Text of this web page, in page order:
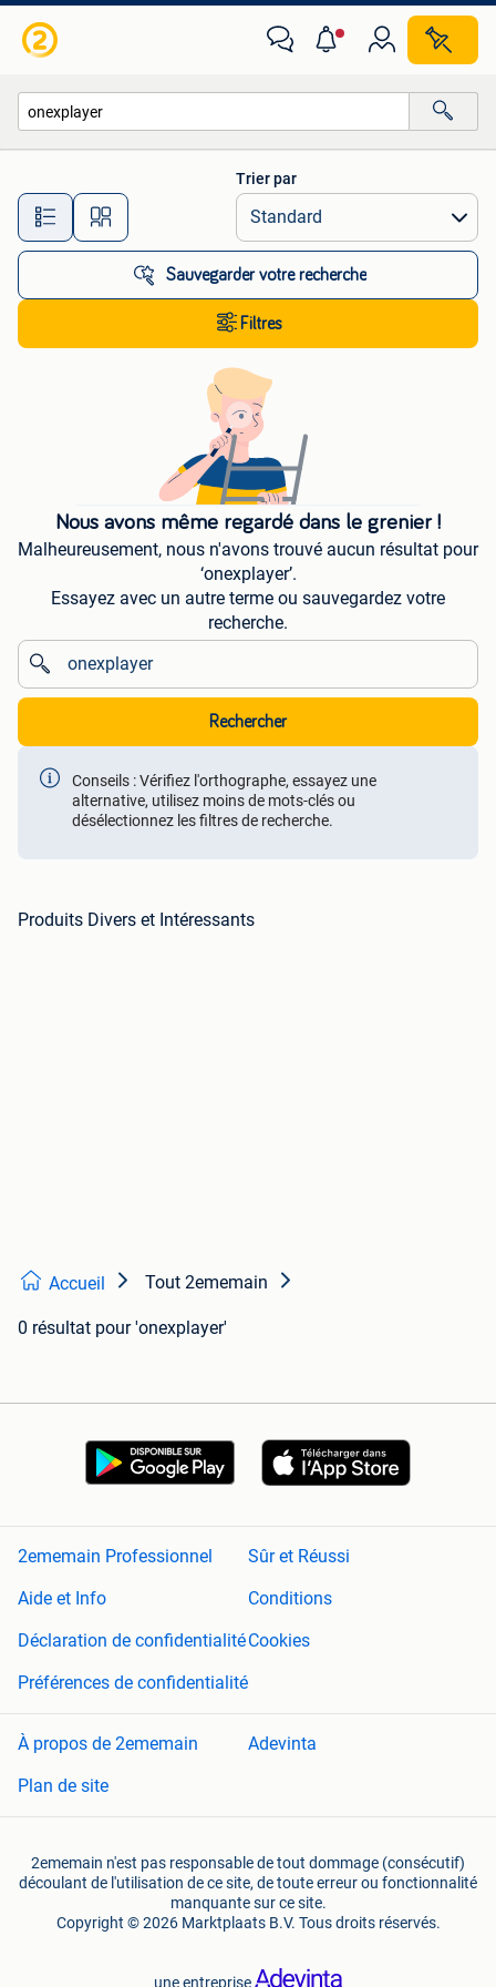
Toutes les distances…
Trier par
Sauvegarder votre recherche
Filtres
Nous avons même regardé dans le grenier !
Malheureusement, nous n'avons trouvé aucun résultat pour
‘onexplayer’.
Essayez avec un autre terme ou sauvegardez votre
recherche.
Rechercher
Conseils : Vérifiez l'orthographe, essayez une
alternative, utilisez moins de mots-clés ou
désélectionnez les filtres de recherche.
Produits Divers et Intéressants
Accueil Tout 2ememain
0 résultat pour 'onexplayer'
2ememain Professionnel
Sûr et Réussi
Aide et Info
Conditions
Déclaration de confidentialitéCookies
Préférences de confidentialité
À propos de 2ememain
Adevinta
Plan de site
2ememain n'est pas responsable de tout dommage (consécutif)
découlant de l'utilisation de ce site, de toute erreur ou fonctionnalité
manquante sur ce site.
Copyright © 2026 Marktplaats B.V. Tous droits réservés.
une entreprise